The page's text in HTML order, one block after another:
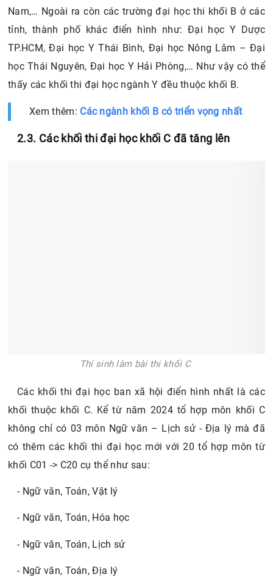
Nam,… Ngoài ra còn các trường đại học thi khối B ở các
tỉnh, thành phố khác điển hình như: Đại học Y Dược
TP.HCM, Đại học Y Thái Bình, Đại học Nông Lâm – Đại
học Thái Nguyên, Đại học Y Hải Phòng,… Như vậy có thể
thấy các khối thi đại học ngành Y đều thuộc khối B.
Xem thêm: Các ngành khối B có triển vọng nhất
2.3. Các khối thi đại học khối C đã tăng lên
Thí sinh làm bài thi khối C
Các khối thi đại học ban xã hội điển hình nhất là các
khối thuộc khối C. Kể từ năm 2024 tổ hợp môn khối C
không chỉ có 03 môn Ngữ văn – Lịch sử - Địa lý mà đã
có thêm các khối thi đại học mới với 20 tổ hợp môn từ
khối C01 -> C20 cụ thể như sau:
- Ngữ văn, Toán, Vật lý
- Ngữ văn, Toán, Hóa học
- Ngữ văn, Toán, Lịch sử
- Ngữ văn, Toán, Địa lý